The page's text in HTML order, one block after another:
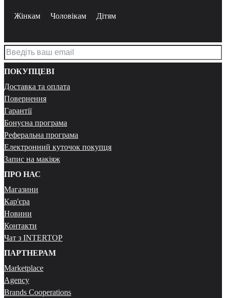
Жінкам Чоловікам Дітям
ПОКУПЦЕВІ
Доставка та оплата
Повернення
Гарантії
Бонусна програма
Реферальна програма
Електронний куточок покупця
Запис на макіяж
ПРО НАС
Магазини
Кар'єра
Новини
Контакти
Чат з INTERTOP
ПАРТНЕРАМ
Marketplace
Agency
Brands Cooperations